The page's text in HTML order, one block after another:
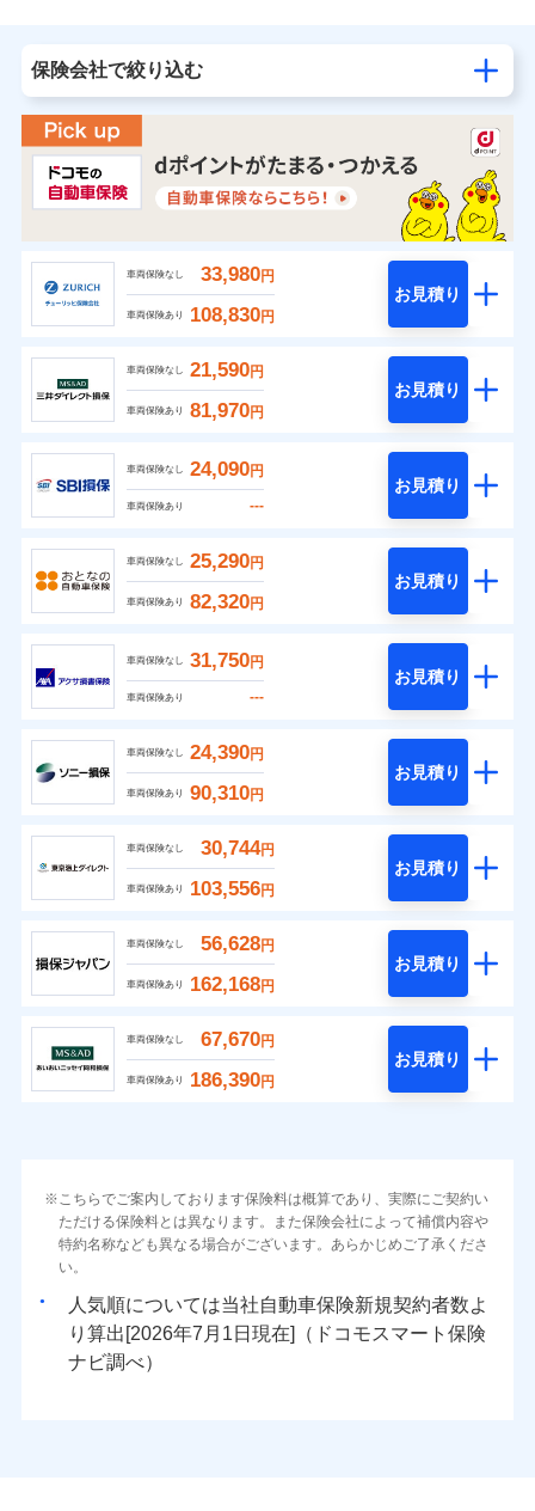
保険会社で絞り込む
車両保険なし 33,980円
車両保険あり 108,830円
お見積り
車両保険なし 21,590円
車両保険あり 81,970円
お見積り
車両保険なし 24,090円
車両保険あり ---
お見積り
車両保険なし 25,290円
車両保険あり 82,320円
お見積り
車両保険なし 31,750円
車両保険あり ---
お見積り
車両保険なし 24,390円
車両保険あり 90,310円
お見積り
車両保険なし 30,744円
車両保険あり 103,556円
お見積り
車両保険なし 56,628円
車両保険あり 162,168円
お見積り
車両保険なし 67,670円
車両保険あり 186,390円
お見積り
こちらでご案内しております保険料は概算であり、実際にご契約い
ただける保険料とは異なります。また保険会社によって補償内容や
特約名称なども異なる場合がございます。あらかじめご了承くださ
い。
人気順については当社
新規契約者数よ
り算出[
年 月
日現在]（ドコモスマート保険
ナビ調べ）